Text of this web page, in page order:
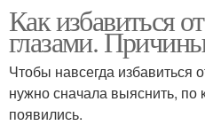
Как избавиться
глазами.
Чтобы навсегда избавиться
нужно сначала выяснить, по
появились.